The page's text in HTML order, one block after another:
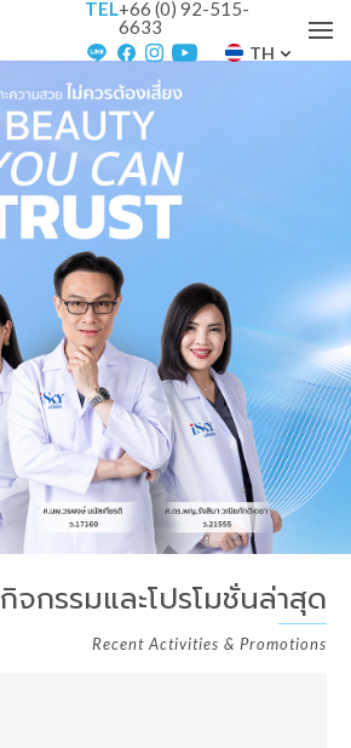
TEL+66 (0) 92-515-
6633
TH
กิจกรรมและโปรโมชั่นล่าสุด
Recent Activities & Promotions